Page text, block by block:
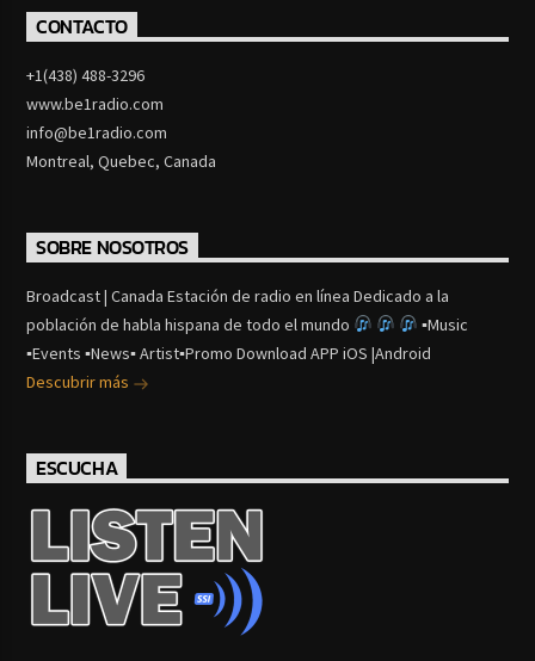
CONTACTO
+1(438) 488-3296
www.be1radio.com
info@be1radio.com
Montreal, Quebec, Canada
SOBRE NOSOTROS
Broadcast | Canada Estación de radio en línea Dedicado a la
población de habla hispana de todo el mundo
▪Music
▪Events ▪News▪ Artist▪Promo Download APP iOS |Android
Descubrir más
ESCUCHA